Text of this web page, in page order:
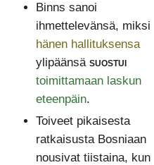
Binns sanoi
ihmettelevänsä, miksi
hänen hallituksensa
ylipäänsä suostui
toimittamaan laskun
eteenpäin.
Toiveet pikaisesta
ratkaisusta Bosniaan
nousivat tiistaina, kun